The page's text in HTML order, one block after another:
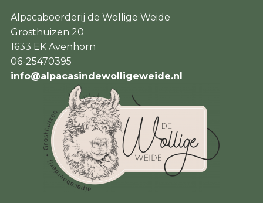
Alpacaboerderij de Wollige Weide
Grosthuizen 20
1633 EK Avenhorn
06-25470395
info@alpacasindewolligeweide.nl